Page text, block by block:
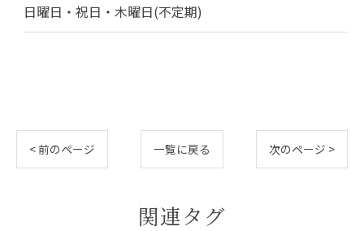
日曜日・祝日・木曜日(不定期)
< 前のページ 一覧に戻る 次のページ >
関連タグ